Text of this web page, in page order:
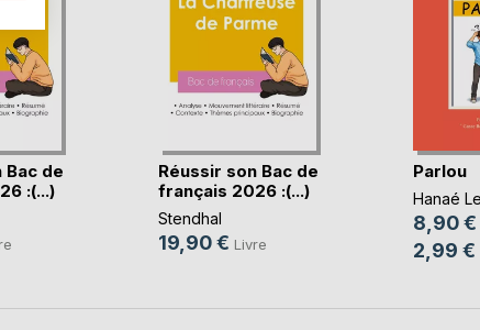
Bac de
:(...)
Réussir son Bac de
français 2026 :(...)
Stendhal
19,90 € Livre
Parlou
Hanaé
8,90 €
2,99 €